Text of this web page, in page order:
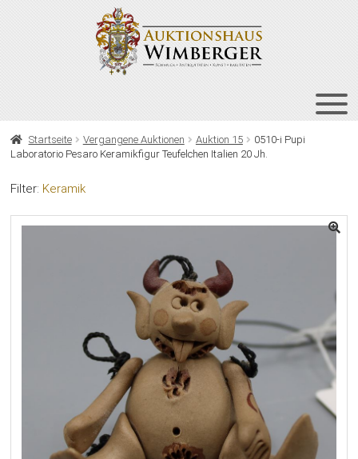
HOME
NEWSLETTER
Startseite Vergangene Auktionen Auktion 15
0510-i Pupi
Laboratorio Pesaro Keramikfigur Teufelchen Italien 20 Jh.
Filter: Keramik